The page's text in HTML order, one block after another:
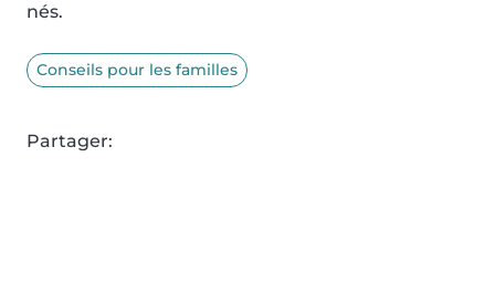
nés.
Conseils pour les familles
Partager: